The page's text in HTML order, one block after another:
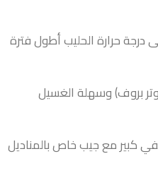
درجة حرارة الحليب أطول فترة
بروف) وسهلة الغسيل
خلفي كبير مع جيب خاص بالمناديل